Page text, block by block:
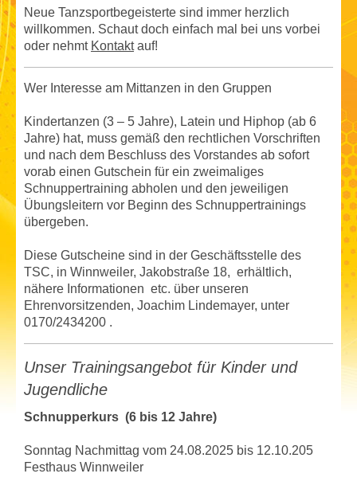
Neue Tanzsportbegeisterte sind immer herzlich
willkommen. Schaut doch einfach mal bei uns vorbei
oder nehmt Kontaktauf!
Wer Interesse am Mittanzen in den Gruppen
Kindertanzen (3 – 5 Jahre), Latein und Hiphop (ab 6
Jahre) hat, muss gemäß den rechtlichen Vorschriften
und nach dem Beschluss des Vorstandes ab sofort
vorab einen Gutschein für ein zweimaliges
Schnuppertraining abholen und den jeweiligen
Übungsleitern vor Beginn des Schnuppertrainings
übergeben.
Diese Gutscheine sind in der Geschäftsstelle des
TSC, in Winnweiler, Jakobstraße 18, erhältlich,
nähere Informationen etc. über unseren
Ehrenvorsitzenden, Joachim Lindemayer, unter
0170/2434200 .
Unser Trainingsangebot für Kinder und
Jugendliche
Schnupperkurs (6 bis 12 Jahre)
Sonntag Nachmittag vom 24.08.2025 bis 12.10.205
Festhaus Winnweiler